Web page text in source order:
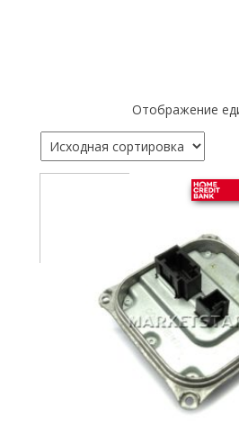
Отображение